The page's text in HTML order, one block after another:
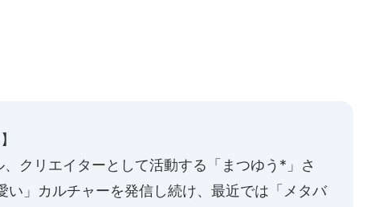
クリエイターとして活動する「まつゆう*」さ
い」カルチャーを発信し続け、最近では「メタバ